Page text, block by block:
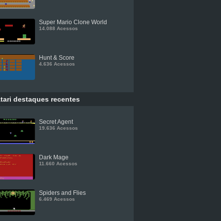
Super Mario Clone World
14.088 Acessos
Hunt & Score
4.636 Acessos
destaques recentes
Secret Agent
19.636 Acessos
Dark Mage
11.660 Acessos
Spiders and Flies
6.469 Acessos